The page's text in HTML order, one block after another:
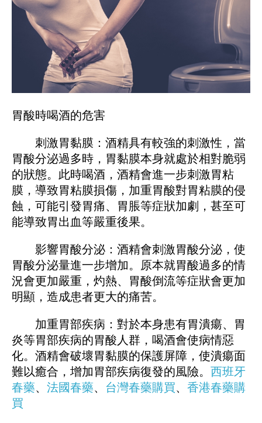
胃酸時喝酒的危害
刺激胃黏膜：酒精具有較強的刺激性，當
胃酸分泌過多時，胃黏膜本身就處於相對脆弱
的狀態。此時喝酒，酒精會進一步刺激胃粘
膜，導致胃粘膜損傷，加重胃酸對胃粘膜的侵
蝕，可能引發胃痛、胃脹等症狀加劇，甚至可
能導致胃出血等嚴重後果。
影響胃酸分泌：酒精會刺激胃酸分泌，使
胃酸分泌量進一步增加。原本就胃酸過多的情
況會更加嚴重，灼熱、胃酸倒流等症狀會更加
明顯，造成患者更大的痛苦。
加重胃部疾病：對於本身患有胃潰瘍、胃
炎等胃部疾病的胃酸人群，喝酒會使病情惡
化。酒精會破壞胃黏膜的保護屏障，使潰瘍面
難以癒合，增加胃部疾病復發的風險。 西班牙
春藥、 法國春藥、 台灣春藥購買、 香港春藥購
買